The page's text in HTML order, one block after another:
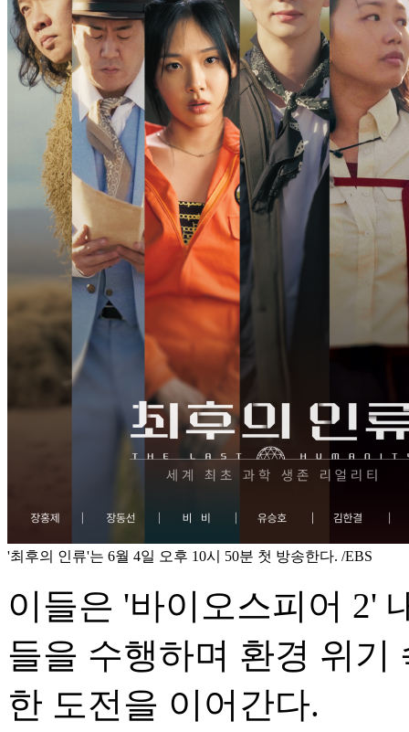
'최후의 인류'는 6월 4일 오후 10시 50분 첫 방송한다. /EBS
이들은 '바이오스피어 2'
들을 수행하며 환경 위기
한 도전을 이어간다.